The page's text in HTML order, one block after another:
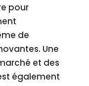
pour
de
Une
et des
également